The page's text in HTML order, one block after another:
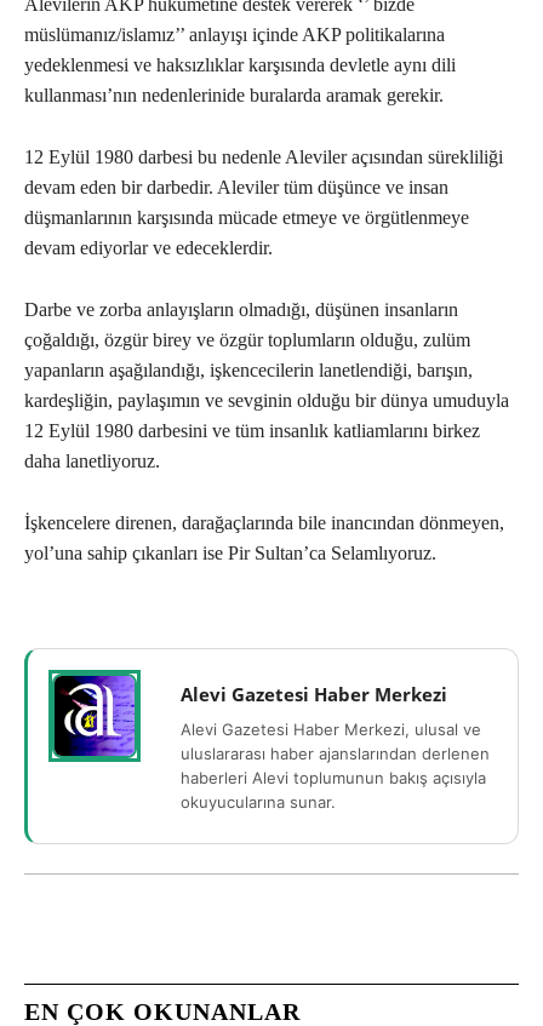
Alevilerin AKP hükümetine destek vererek ‘’ bizde
müslümanız/islamız’’ anlayışı içinde AKP politikalarına
yedeklenmesi ve haksızlıklar karşısında devletle aynı dili
kullanması’nın nedenlerinide buralarda aramak gerekir.
12 Eylül 1980 darbesi bu nedenle Aleviler açısından sürekliliği
devam eden bir darbedir. Aleviler tüm düşünce ve insan
düşmanlarının karşısında mücade etmeye ve örgütlenmeye
devam ediyorlar ve edeceklerdir.
Darbe ve zorba anlayışların olmadığı, düşünen insanların
çoğaldığı, özgür birey ve özgür toplumların olduğu, zulüm
yapanların aşağılandığı, işkencecilerin lanetlendiği, barışın,
kardeşliğin, paylaşımın ve sevginin olduğu bir dünya umuduyla
12 Eylül 1980 darbesini ve tüm insanlık katliamlarını birkez
daha lanetliyoruz.
İşkencelere direnen, darağaçlarında bile inancından dönmeyen,
yol’una sahip çıkanları ise Pir Sultan’ca Selamlıyoruz.
Alevi Gazetesi Haber Merkezi
Alevi Gazetesi Haber Merkezi, ulusal ve
uluslararası haber ajanslarından derlenen
haberleri Alevi toplumunun bakış açısıyla
okuyucularına sunar.
EN ÇOK OKUNANLAR